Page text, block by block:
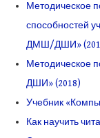
Методическое
способностей
ДМШ/ДШИ»
Методическое
ДШИ» (2018)
Учебник
Как научить